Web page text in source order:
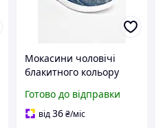
Мокасини чоловічі
блакитного кольору
Готово до відправки
від36₴/міс